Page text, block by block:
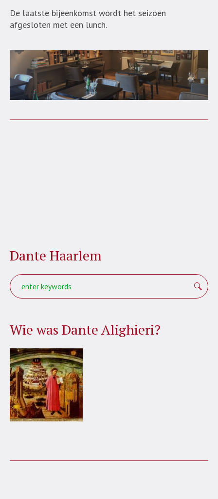
De laatste bijeenkomst wordt het seizoen
afgesloten met een lunch.
Dante Haarlem
Wie was Dante Alighieri?